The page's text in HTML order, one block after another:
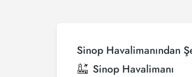
Sinop Havalimanından
Sinop Havalimanı